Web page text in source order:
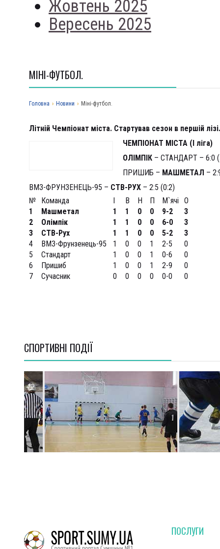
Жовтень 2025
Вересень 2025
МІНІ-ФУТБОЛ.
Головна › Новини › Міні-футбол.
Літній Чемпіонат міста. Стартував сезон в першій лізі.
ЧЕМПІОНАТ МІСТА (І ліга)
ОЛІМПІК – СТАНДАРТ – 6:0
ПРИШИБ – МАШМЕТАЛ –
ВМЗ-ФРУНЗЕНЕЦЬ-95 – СТВ-РУХ – 2:5 (0:2)
№
Команда І В Н П М`ячі О
1
Машметал 1 1 0 0 9-2
3
2
Олімпік 1 1 0 0 6-0
3
3
СТВ-Рух 1 1 0 0 5-2
3
4
ВМЗ-Фрунзенець-95 1 0 0 1 2-5
0
5
Стандарт 1 0 0 1 0-6
0
6
Пришиб 1 0 0 1 2-9
0
7
Сучасник 0 0 0 0 0-0 0
СПОРТИВНI ПОДІЇ
ПОСЛУГИ